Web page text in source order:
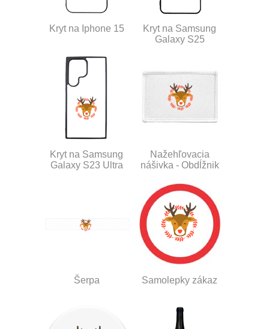
Kryt na Iphone 15
Kryt na Samsung
Galaxy S25
Kryt na Samsung
Galaxy S23 Ultra
Nažehľovacia
nášivka - Obdĺžnik
Šerpa Samolepky zákaz